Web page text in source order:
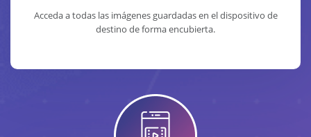
Acceda a todas las imágenes guardadas en el dispositivo de
destino de forma encubierta.